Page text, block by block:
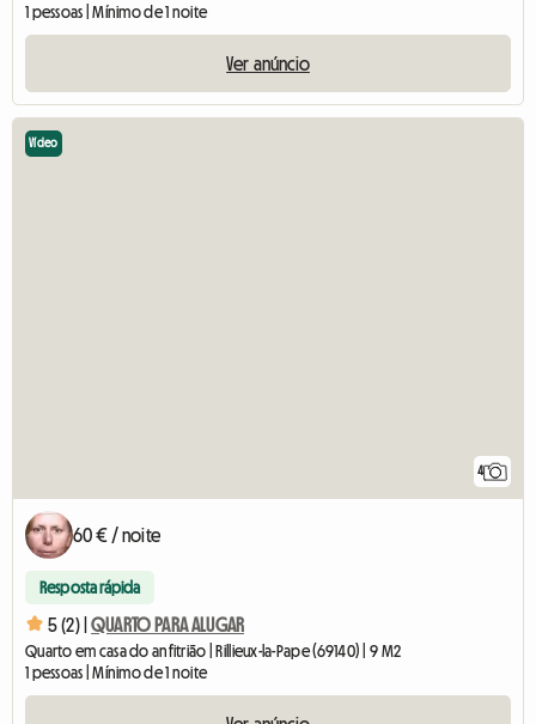
1 pessoas | Mínimo de 1 noite
Ver anúncio
4
Vídeo
60 € / noite
Resposta rápida
5 (2) | QUARTO PARA ALUGAR
Quarto em casa do anfitrião | Rillieux-la-Pape (69140) | 9 M2
1 pessoas | Mínimo de 1 noite